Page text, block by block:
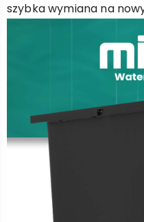
szybka wymiana na